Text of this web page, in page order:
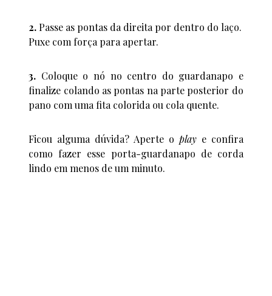
2. Passe as pontas da direita por dentro do laço.
Puxe com força para apertar.
3. Coloque o nó no centro do guardanapo e
finalize colando as pontas na parte posterior do
pano com uma fita colorida ou cola quente.
Ficou alguma dúvida? Aperte o playe confira
como fazer esse porta-guardanapo de corda
lindo em menos de um minuto.